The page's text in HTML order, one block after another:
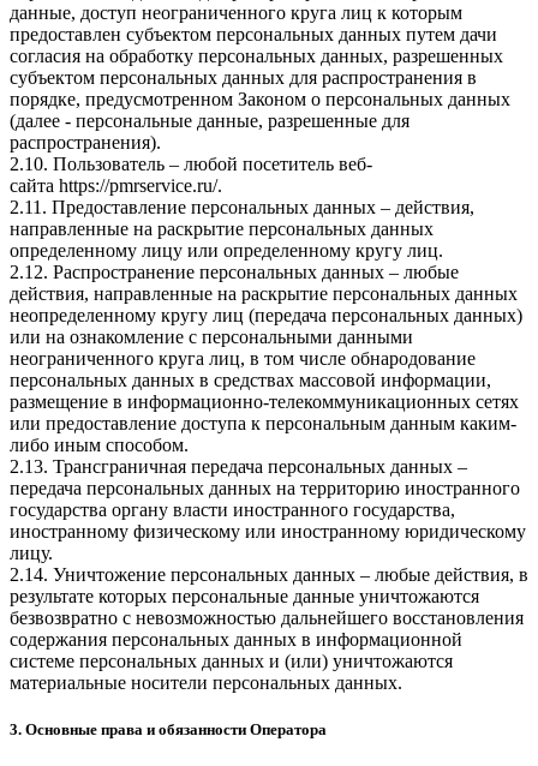
данные, доступ неограниченного круга лиц к которым
предоставлен субъектом персональных данных путем дачи
согласия на обработку персональных данных, разрешенных
субъектом персональных данных для распространения в
порядке, предусмотренном Законом о персональных данных
(далее - персональные данные, разрешенные для
распространения).
2.10. Пользователь – любой посетитель веб-
сайта https://pmrservice.ru/.
2.11. Предоставление персональных данных – действия,
направленные на раскрытие персональных данных
определенному лицу или определенному кругу лиц.
2.12. Распространение персональных данных – любые
действия, направленные на раскрытие персональных данных
неопределенному кругу лиц (передача персональных данных)
или на ознакомление с персональными данными
неограниченного круга лиц, в том числе обнародование
персональных данных в средствах массовой информации,
размещение в информационно-телекоммуникационных сетях
или предоставление доступа к персональным данным каким-
либо иным способом.
2.13. Трансграничная передача персональных данных –
передача персональных данных на территорию иностранного
государства органу власти иностранного государства,
иностранному физическому или иностранному юридическому
лицу.
2.14. Уничтожение персональных данных – любые действия, в
результате которых персональные данные уничтожаются
безвозвратно с невозможностью дальнейшего восстановления
содержания персональных данных в информационной
системе персональных данных и (или) уничтожаются
материальные носители персональных данных.
3. Основные права и обязанности Оператора